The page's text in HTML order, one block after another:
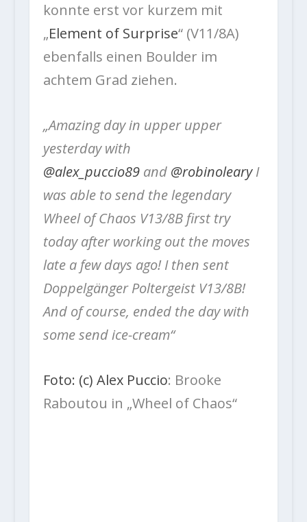
konnte erst vor kurzem mit
„Element of Surprise“ (V11/8A)
ebenfalls einen Boulder im
achtem Grad ziehen.
„Amazing day in upper upper
yesterday with
@alex_puccio89and @robinolearyI
was able to send the legendary
Wheel of Chaos V13/8B first try
today after working out the moves
late a few days ago! I then sent
Doppelgänger Poltergeist V13/8B!
And of course, ended the day with
some send ice-cream“
Foto: (c) Alex Puccio: Brooke
Raboutou in „Wheel of Chaos“